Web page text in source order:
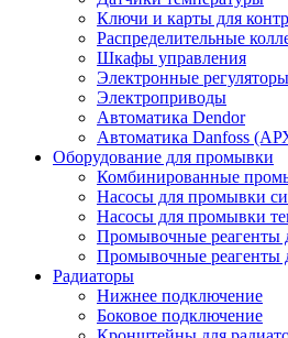
Ключи и карты для
Распределительные
Шкафы управления
Электронные
Электроприводы
Автоматика Dendor
Автоматика Danfoss
Оборудование для промывки
Комбинированные
Насосы для промывки
Насосы для промывки
Промывочные реагенты
Промывочные реагенты
Радиаторы
Нижнее подключение
Боковое подключение